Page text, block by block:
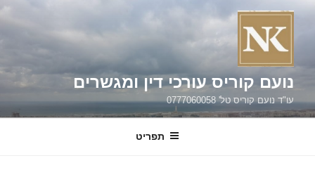
דילוג
נועם קוריס עורכי דין ומגשרים
עו"ד נועם קוריס טל' 0777060058
תפריט